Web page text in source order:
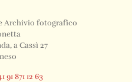
Archivio fotografico
a Cassì 27
91 871 12 63